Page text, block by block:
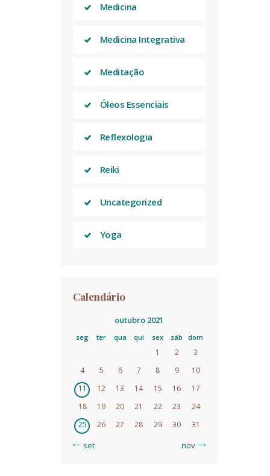
Medicina
Medicina Integrativa
Meditação
Óleos Essenciais
Reflexologia
Reiki
Uncategorized
Yoga
Calendário
outubro 2021
seg ter qua qui sex sáb dom
1 2
3
4
5 6 7 8 9
10
11
12 13 14 15 16
17
18
19 20 21 22 23
24
25
26 27 28 29 30 31
« set nov »